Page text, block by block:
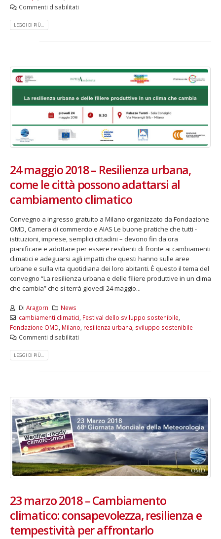
Commenti disabilitati
LEGGI DI PIÙ...
24 maggio 2018 – Resilienza urbana,
come le città possono adattarsi al
cambiamento climatico
Convegno a ingresso gratuito a Milano organizzato da Fondazione
OMD, Camera di commercio e AIAS Le buone pratiche che tutti -
istituzioni, imprese, semplici cittadini – devono fin da ora
pianificare e adottare per essere resilienti di fronte ai cambiamenti
climatici e adeguarsi agli impatti che questi hanno sulle aree
urbane e sulla vita quotidiana dei loro abitanti. È questo il tema del
convegno “La resilienza urbana e delle filiere produttive in un clima
che cambia” che si terrà giovedì 24 maggio...
Di Aragorn
News
cambiamenti climatici Festival dello sviluppo sostenibile
Fondazione OMD Milano resilienza urbana sviluppo sostenibile
Commenti disabilitati
LEGGI DI PIÙ...
23 marzo 2018 – Cambiamento
climatico: consapevolezza, resilienza e
tempestività per affrontarlo